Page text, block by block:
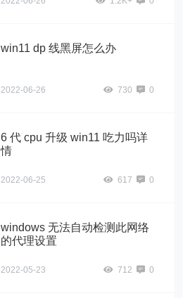
win11 dp 线黑屏怎么办
2022-06-26 730 0
6 代 cpu 升级 win11 吃力吗详
情
2022-06-25 617 0
windows 无法自动检测此网络
的代理设置
2022-05-23 712 0